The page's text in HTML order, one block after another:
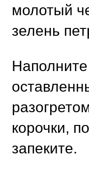
молотый
зелень
корочки,
запеките.